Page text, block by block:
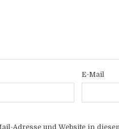
E-Mail
Adresse und Website in